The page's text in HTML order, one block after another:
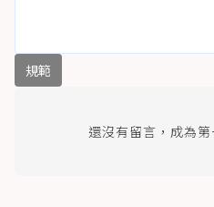
規範
還沒有留言，成為第